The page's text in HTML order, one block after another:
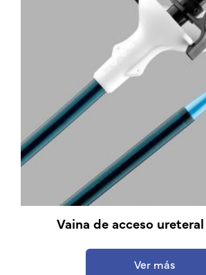
Vaina de acceso
Ver más